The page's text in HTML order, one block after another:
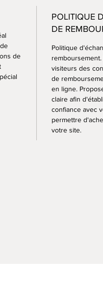
de
POLITIQUE
DE
Politique
visiteurs des
de
en ligne.
claire afin
confiance avec
permettre
votre site.